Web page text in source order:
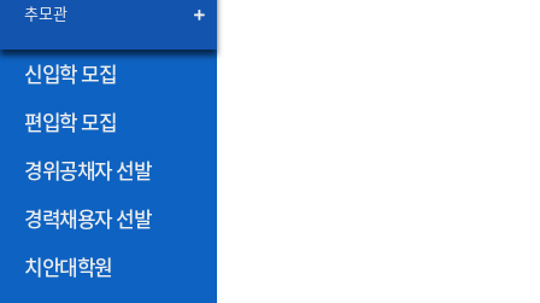
추모관
신입학 모집
편입학 모집
경위공채자 선발
경력채용자 선발
치안대학원